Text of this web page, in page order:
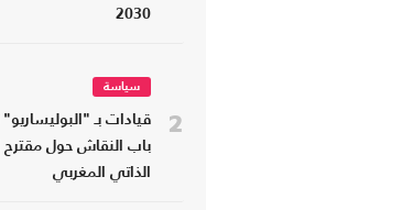
2030
2
سياسة
قيادات بـ "البوليساريو"
باب النقاش حول مقترح
الذاتي المغربي